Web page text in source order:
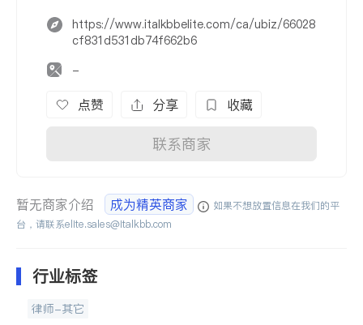
https://www.italkbbelite.com/ca/ubiz/66028
cf831d531db74f662b6
-
点赞 分享 收藏
联系商家
暂无商家介绍 成为精英商家
如果不想放置信息在我们的平
台，请联系elite.sales@italkbb.com
行业标签
律师-其它